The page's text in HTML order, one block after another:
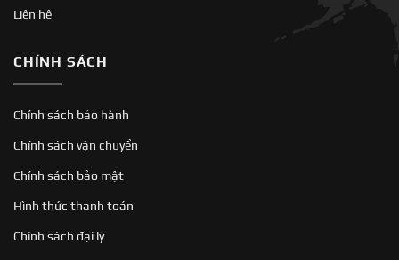
Liên hệ
CHÍNH SÁCH
Chính sách bảo hành
Chính sách vận chuyển
Chính sách bảo mật
Hình thức thanh toán
Chính sách đại lý